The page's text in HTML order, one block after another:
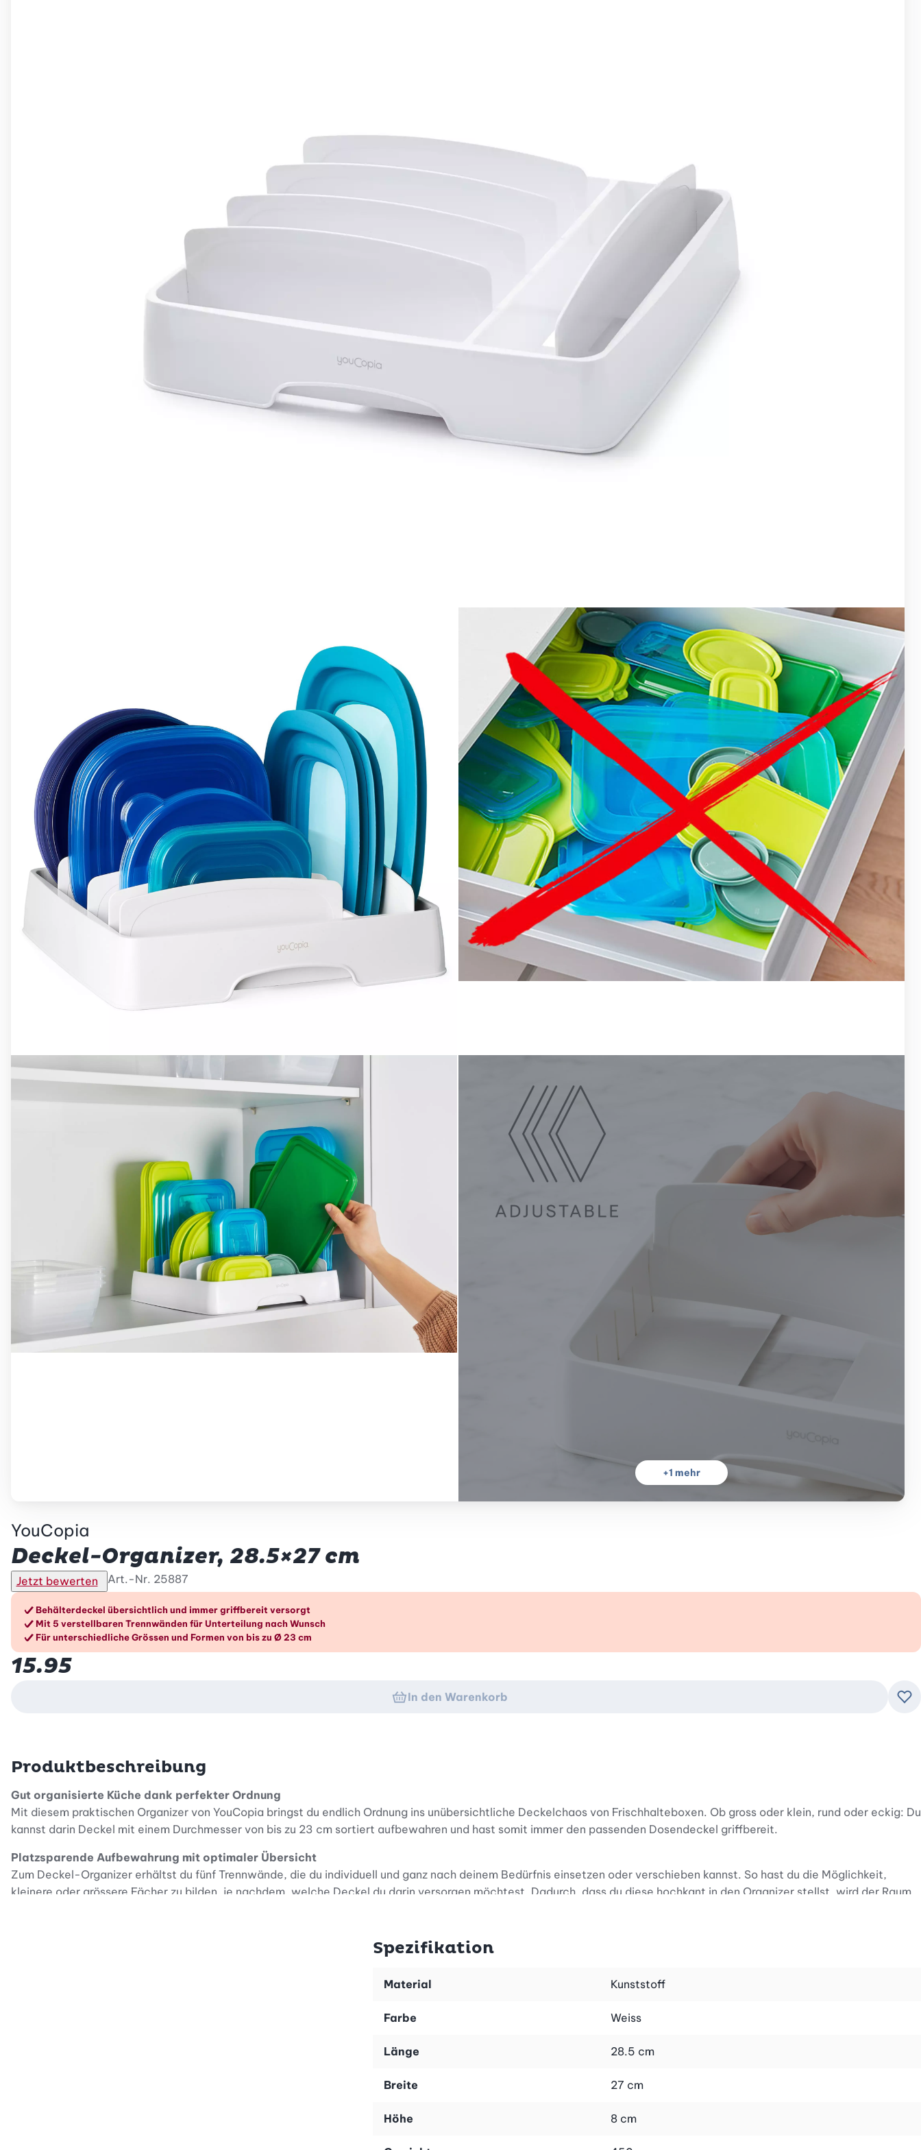
+1 mehr
YouCopia
Deckel-Organizer, 28.5×27 cm
Jetzt bewerten Art.-Nr. 25887
Die Vorteile im Überblick
Behälterdeckel übersichtlich und immer griffbereit versorgt
Mit 5 verstellbaren Trennwänden für Unterteilung nach Wunsch
Für unterschiedliche Grössen und Formen von bis zu Ø 23 cm
15.95
In den Warenkorb
Produktbeschreibung
Gut organisierte Küche dank perfekter Ordnung
Mit diesem praktischen Organizer von YouCopia bringst du endlich Ordnung ins unübersichtliche Deckelchaos von Frischhalteboxen. Ob gross oder klein, rund oder eckig: Du
kannst darin Deckel mit einem Durchmesser von bis zu 23 cm sortiert aufbewahren und hast somit immer den passenden Dosendeckel griffbereit.
Platzsparende Aufbewahrung mit optimaler Übersicht
Zum Deckel-Organizer erhältst du fünf Trennwände, die du individuell und ganz nach deinem Bedürfnis einsetzen oder verschieben kannst. So hast du die Möglichkeit,
kleinere oder grössere Fächer zu bilden, je nachdem, welche Deckel du darin versorgen möchtest. Dadurch, dass du diese hochkant in den Organizer stellst, wird der Raum
Spezifikation
Material Kunststoff
Farbe Weiss
Länge 28.5 cm
Breite 27 cm
Höhe 8 cm